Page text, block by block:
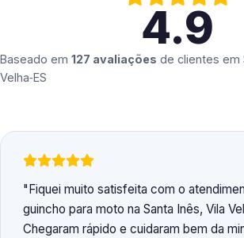
4.9
Baseado em 127 avaliações de clientes em
Velha‑ES
Fiquei muito satisfeita com o
guincho para moto na Santa Inês, Vila
Chegaram rápido e cuidaram bem da